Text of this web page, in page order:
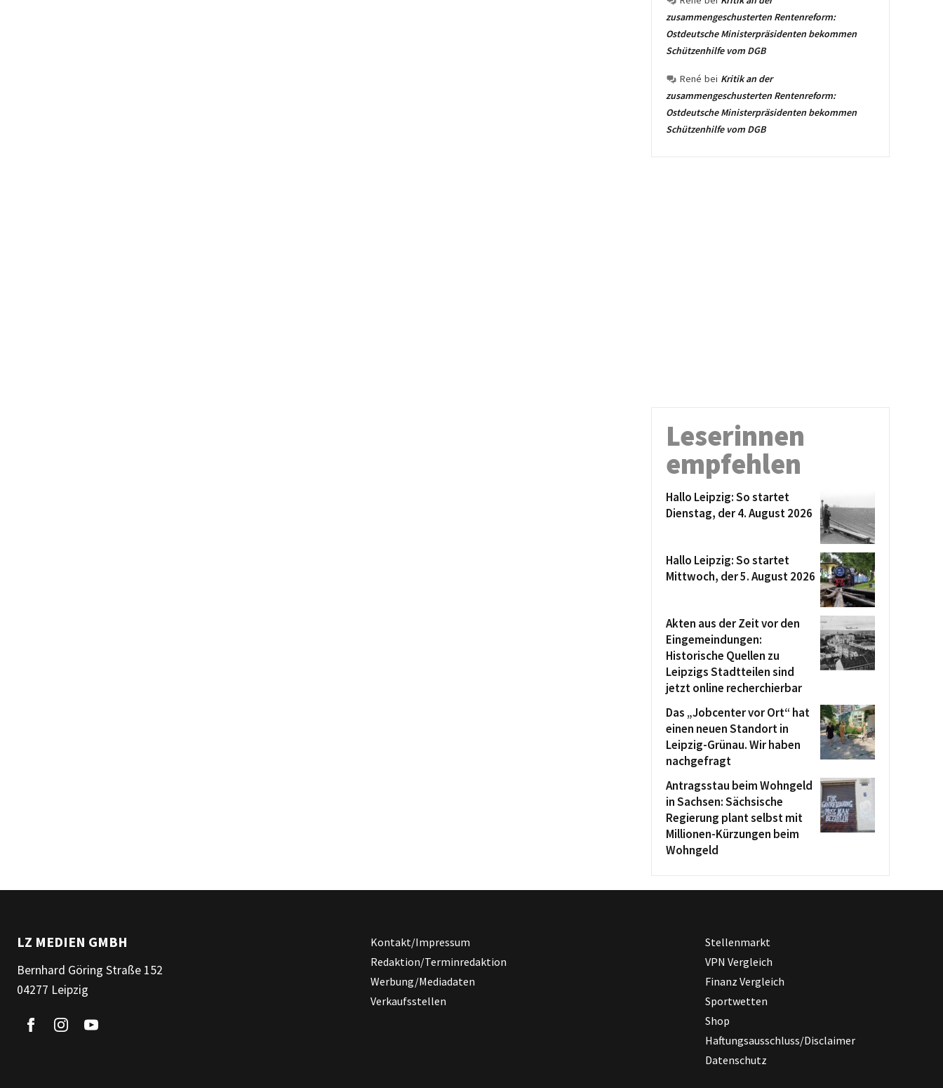
zusammengeschusterten Rentenreform:
Ostdeutsche Ministerpräsidenten bekommen
Schützenhilfe vom DGB
René bei Kritik an der
zusammengeschusterten Rentenreform:
Ostdeutsche Ministerpräsidenten bekommen
Schützenhilfe vom DGB
Leserinnen
empfehlen
Hallo Leipzig: So startet
Dienstag, der 4. August 2026
Hallo Leipzig: So startet
Mittwoch, der 5. August 2026
Akten aus der Zeit vor den
Eingemeindungen:
Historische Quellen zu
Leipzigs Stadtteilen sind
jetzt online recherchierbar
Das „Jobcenter vor Ort“ hat
einen neuen Standort in
Leipzig-Grünau. Wir haben
nachgefragt
Antragsstau beim Wohngeld
in Sachsen: Sächsische
Regierung plant selbst mit
Millionen-Kürzungen beim
Wohngeld
LZ MEDIEN GMBH
Bernhard Göring Straße 152
04277 Leipzig
Kontakt/Impressum
Redaktion/Terminredaktion
Werbung/Mediadaten
Verkaufsstellen
Stellenmarkt
VPN Vergleich
Finanz Vergleich
Sportwetten
Shop
Haftungsausschluss/Disclaimer
Datenschutz